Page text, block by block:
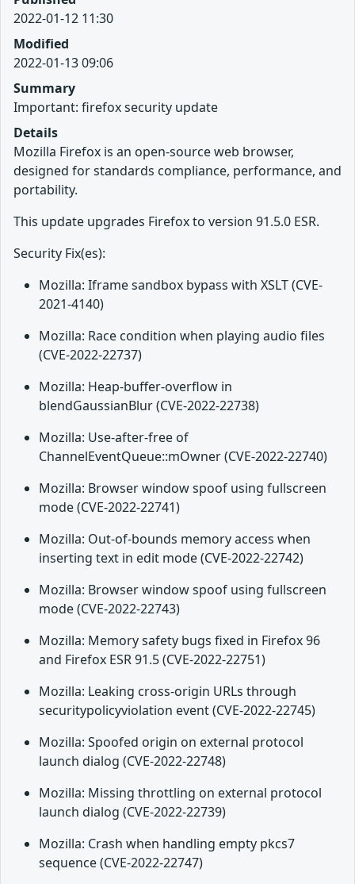
2022-01-12 11:30
Modified
2022-01-13 09:06
Summary
Important: firefox security update
Details
Mozilla Firefox is an open-source web browser,
designed for standards compliance, performance, and
portability.
This update upgrades Firefox to version 91.5.0 ESR.
Security Fix(es):
Mozilla: Iframe sandbox bypass with XSLT (CVE-
2021-4140)
Mozilla: Race condition when playing audio files
(CVE-2022-22737)
Mozilla: Heap-buffer-overflow in
blendGaussianBlur (CVE-2022-22738)
Mozilla: Use-after-free of
ChannelEventQueue::mOwner (CVE-2022-22740)
Mozilla: Browser window spoof using fullscreen
mode (CVE-2022-22741)
Mozilla: Out-of-bounds memory access when
inserting text in edit mode (CVE-2022-22742)
Mozilla: Browser window spoof using fullscreen
mode (CVE-2022-22743)
Mozilla: Memory safety bugs fixed in Firefox 96
and Firefox ESR 91.5 (CVE-2022-22751)
Mozilla: Leaking cross-origin URLs through
securitypolicyviolation event (CVE-2022-22745)
Mozilla: Spoofed origin on external protocol
launch dialog (CVE-2022-22748)
Mozilla: Missing throttling on external protocol
launch dialog (CVE-2022-22739)
Mozilla: Crash when handling empty pkcs7
sequence (CVE-2022-22747)